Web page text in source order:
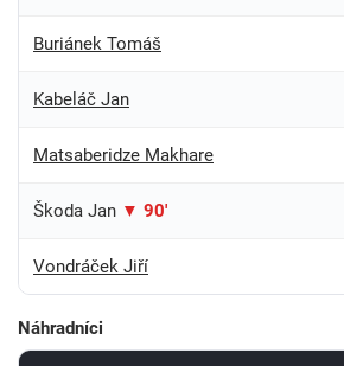
Buriánek Tomáš
Kabeláč Jan
Matsaberidze Makhare
Škoda Jan ▼ 90'
Vondráček Jiří
Náhradníci